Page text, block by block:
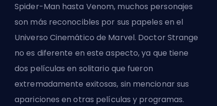
Spider-Man hasta Venom, muchos personajes
son más reconocibles por sus papeles en el
Universo Cinemático de Marvel. Doctor Strange
no es diferente en este aspecto, ya que tiene
dos películas en solitario que fueron
extremadamente exitosas, sin mencionar sus
apariciones en otras películas y programas.